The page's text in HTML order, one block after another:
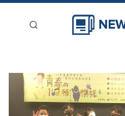
新聞稿分類
登入